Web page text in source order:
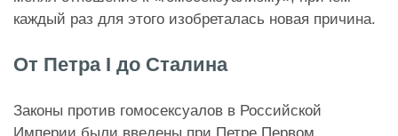
каждый раз для этого изобреталась новая причина.
От Петра I до Сталина
Законы против гомосексуалов в Российской
Империи были введены при Петре Первом.